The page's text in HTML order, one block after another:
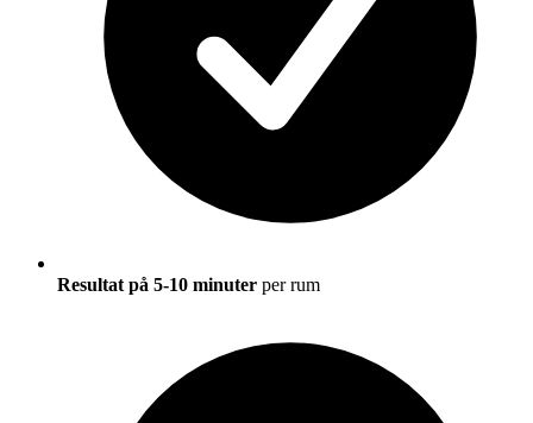
Resultat på 5-10 minuter per rum